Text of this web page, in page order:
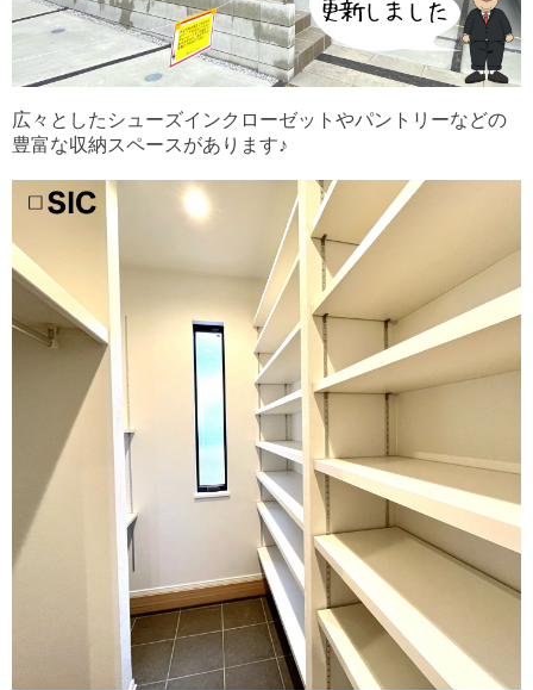
広々としたシューズインクローゼットやパントリーなどの
豊富な収納スペースがあります♪